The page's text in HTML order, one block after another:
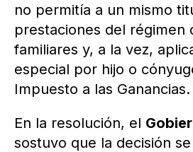
no permitía a un mismo
prestaciones del régimen
familiares y, a la vez,
especial por hijo o
Impuesto a las Ganancias.
En la resolución, el
sostuvo que la decisión